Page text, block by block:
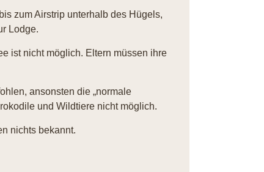
zum Airstrip unterhalb des Hügels,
Lodge.
ist nicht möglich. Eltern müssen ihre
ansonsten die „normale
und Wildtiere nicht möglich.
nichts bekannt.